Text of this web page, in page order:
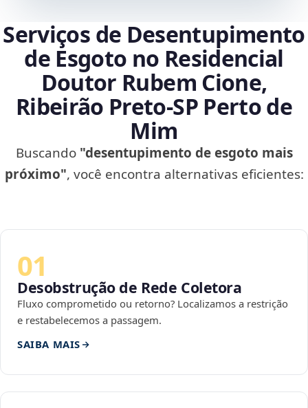
Serviços de Desentupimento
de Esgoto no Residencial
Doutor Rubem Cione,
Ribeirão Preto‑SP Perto de
Mim
Buscando "desentupimento de esgoto mais
próximo", você encontra alternativas eficientes:
01
Desobstrução de Rede Coletora
Fluxo comprometido ou retorno? Localizamos a restrição
e restabelecemos a passagem.
SAIBA MAIS